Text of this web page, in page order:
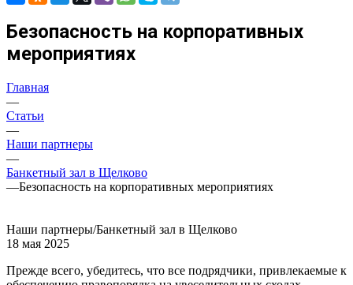
Безопасность на корпоративных
мероприятиях
Главная
—
Статьи
—
Наши партнеры
—
Банкетный зал в Щелково
—Безопасность на корпоративных мероприятиях
Наши партнеры/Банкетный зал в Щелково
18 мая 2025
Прежде всего, убедитесь, что все подрядчики, привлекаемые к